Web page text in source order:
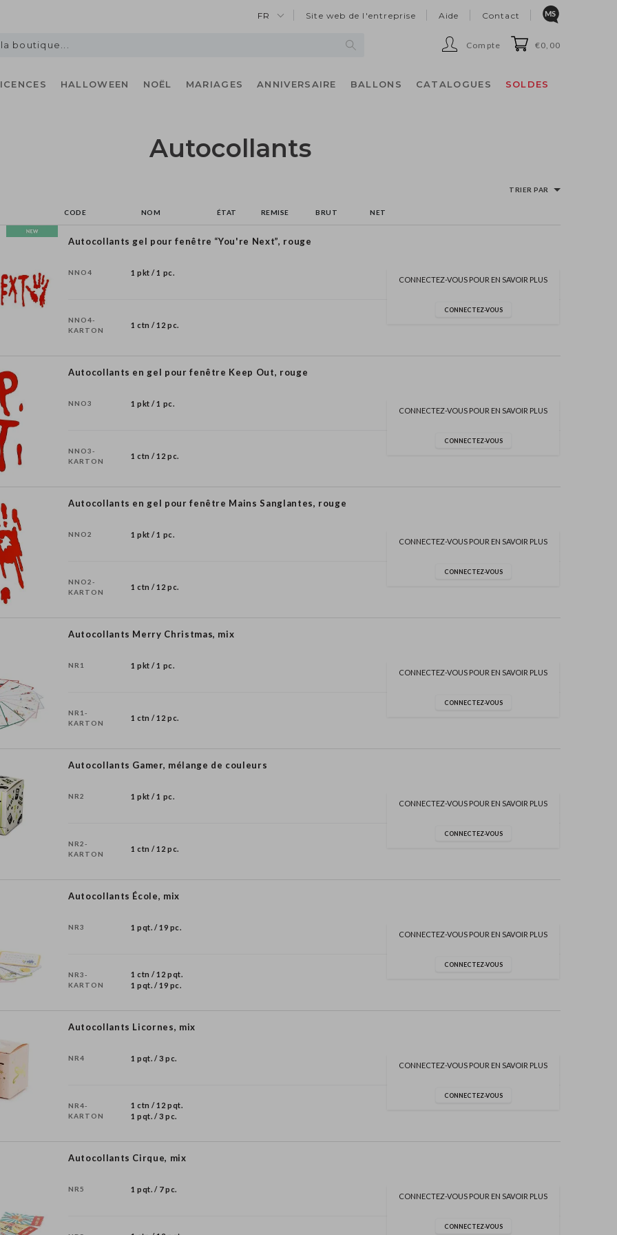
FR Site web de l'entreprise Aide Contact
Compte €0,00
HALLOWEEN NOËL MARIAGES ANNIVERSAIRE BALLONS CATALOGUES SOLDES
Autocollants
TRIER PAR
CODE NOM ÉTAT REMISE BRUT NET
Autocollants gel pour fenêtre “You're Next”, rouge
NNO4 1 pkt / 1 pc.
NNO4-
KARTON
1 ctn / 12 pc.
CONNECTEZ-VOUS POUR EN SAVOIR PLUS
CONNECTEZ-VOUS
Autocollants en gel pour fenêtre Keep Out, rouge
NNO3 1 pkt / 1 pc.
NNO3-
KARTON
1 ctn / 12 pc.
CONNECTEZ-VOUS POUR EN SAVOIR PLUS
CONNECTEZ-VOUS
Autocollants en gel pour fenêtre Mains Sanglantes, rouge
NNO2 1 pkt / 1 pc.
NNO2-
KARTON
1 ctn / 12 pc.
CONNECTEZ-VOUS POUR EN SAVOIR PLUS
CONNECTEZ-VOUS
Autocollants Merry Christmas, mix
NR1 1 pkt / 1 pc.
NR1-
KARTON
1 ctn / 12 pc.
CONNECTEZ-VOUS POUR EN SAVOIR PLUS
CONNECTEZ-VOUS
Autocollants Gamer, mélange de couleurs
NR2 1 pkt / 1 pc.
NR2-
KARTON
1 ctn / 12 pc.
CONNECTEZ-VOUS POUR EN SAVOIR PLUS
CONNECTEZ-VOUS
Autocollants École, mix
NR3 1 pqt. / 19 pc.
NR3-
KARTON
1 ctn / 12 pqt.
1 pqt. / 19 pc.
CONNECTEZ-VOUS POUR EN SAVOIR PLUS
CONNECTEZ-VOUS
Autocollants Licornes, mix
NR4 1 pqt. / 3 pc.
NR4-
KARTON
1 ctn / 12 pqt.
1 pqt. / 3 pc.
CONNECTEZ-VOUS POUR EN SAVOIR PLUS
CONNECTEZ-VOUS
Autocollants Cirque, mix
NR5 1 pqt. / 7 pc.
CONNECTEZ-VOUS POUR EN SAVOIR PLUS
CONNECTEZ-VOUS